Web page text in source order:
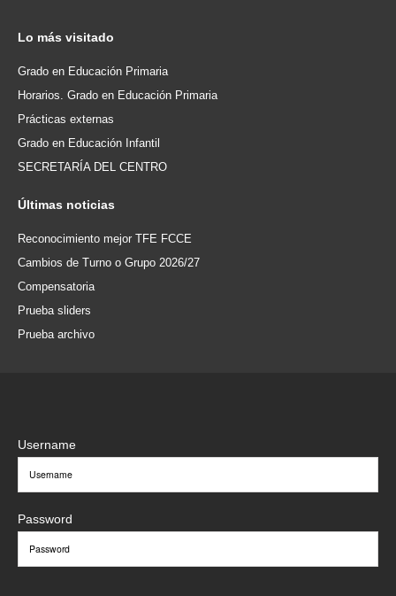
Lo más visitado
Grado en Educación Primaria
Horarios. Grado en Educación Primaria
Prácticas externas
Grado en Educación Infantil
SECRETARÍA DEL CENTRO
Últimas noticias
Reconocimiento mejor TFE FCCE
Cambios de Turno o Grupo 2026/27
Compensatoria
Prueba sliders
Prueba archivo
Username
Password